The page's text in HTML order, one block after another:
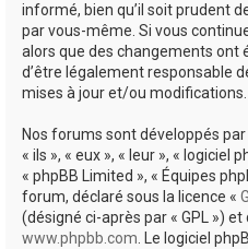
informé, bien qu’il soit prudent
par vous-même. Si vous
alors que des changements
d’être légalement responsable
mises à jour et/ou modifications.
Nos forums sont développés
« ils », « eux », « leur », « logiciel
« phpBB Limited », « Équipes
forum, déclaré sous la licence «
(désigné ci-après par « GPL »)
www.phpbb.com. Le logiciel